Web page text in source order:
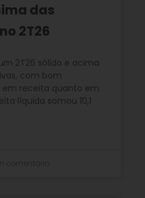
das
2T26
2T26 sólido e acima
com bom
receita quanto em
líquida somou 10,1